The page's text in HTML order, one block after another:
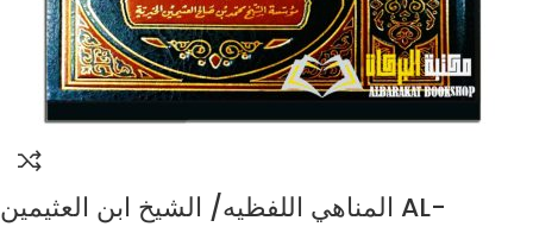
المناهي اللفظيه/ الشيخ ابن العثيمين AL-